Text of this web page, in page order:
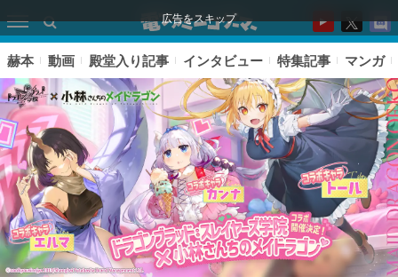
広告をスキップ
赫本 動画 殿堂入り記事 インタビュー 特集記事 マンガ